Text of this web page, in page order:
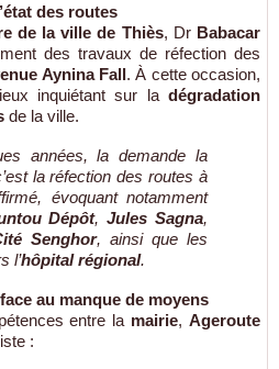
des routes
de la ville de Thiès, Dr Babacar
des travaux de réfection des
Aynina Fall. À cette occasion,
inquiétant sur la dégradation
de la ville.
années, la demande la
la réfection des routes à
évoquant notamment
Dépôt,Jules Sagna,
Senghor, ainsi que les
l’hôpital régional.
au manque de moyens
entre la mairie, Ageroute
: